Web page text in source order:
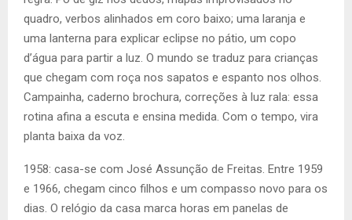
quadro, verbos alinhados em coro baixo; uma laranja e
uma lanterna para explicar eclipse no pátio, um copo
d’água para partir a luz. O mundo se traduz para crianças
que chegam com roça nos sapatos e espanto nos olhos.
Campainha, caderno brochura, correções à luz rala: essa
rotina afina a escuta e ensina medida. Com o tempo, vira
planta baixa da voz.
1958: casa-se com José Assunção de Freitas. Entre 1959
e 1966, chegam cinco filhos e um compasso novo para os
dias. O relógio da casa marca horas em panelas de